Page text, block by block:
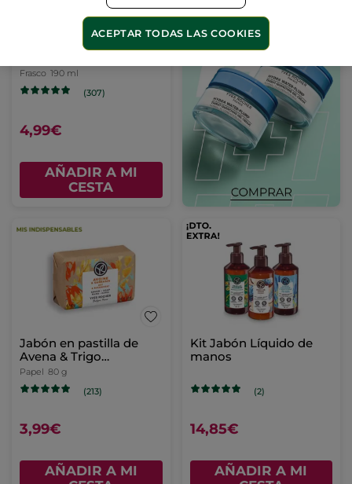
Jabón Líquido de
Frasco 190 ml
(307)
4,99€
AÑADIR A MI
CESTA
Jabón en pastilla de
Avena & Trigo
Sarraceno
Papel 80 g
(213)
3,99€
AÑADIR A MI
Kit Jabón Líquido de
manos
(2)
14,85€
AÑADIR A MI
ACEPTAR TODAS LAS COOKIES